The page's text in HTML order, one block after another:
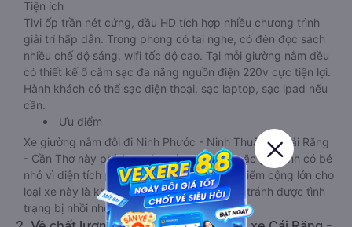
Tiện ích
Tivi ốp trần nét cứng, đầu HD tích hợp nhiều chương trình
giải trí hấp dẫn. Trong phòng có tai nghe, có đèn đọc sách
nhiều chế độ sáng, wifi tốc độ cao. Tại mỗi giường nằm đều
có thiết kế ổ cắm sạc đa năng nguồn điện 220v cực tiện lợi.
Hành khách có thể sạc điện thoại, sạc laptop, sạc ipad nếu
cần.
Ưu điểm
Xe giường nằm đôi đi Ninh Phước - Ninh Thuận từ Cái Răng
- Cần Thơ này phù hợp cho các cặp đôi hoặc gia đình có bé
nhỏ vì diện tích phòng rộng, riêng tư. Một điểm cộng lớn cho
loại xe này là không bắt khách dọc đường, tránh được tình
trạng bị nhồi nhét trong quá trình di chuyển.